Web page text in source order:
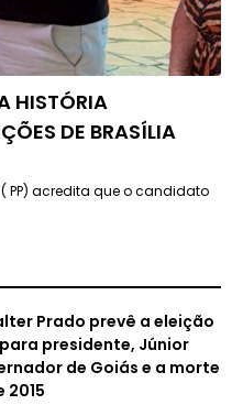
HISTÓRIA
DE BRASÍLIA
PP) acredita que o candidato
Prado prevê a eleição
presidente, Júnior
de Goiás e a morte
2015